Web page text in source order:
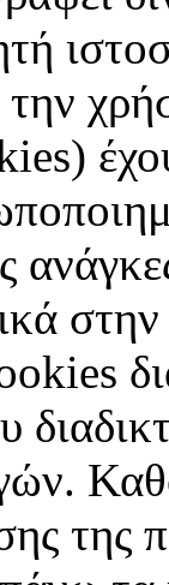
την
της